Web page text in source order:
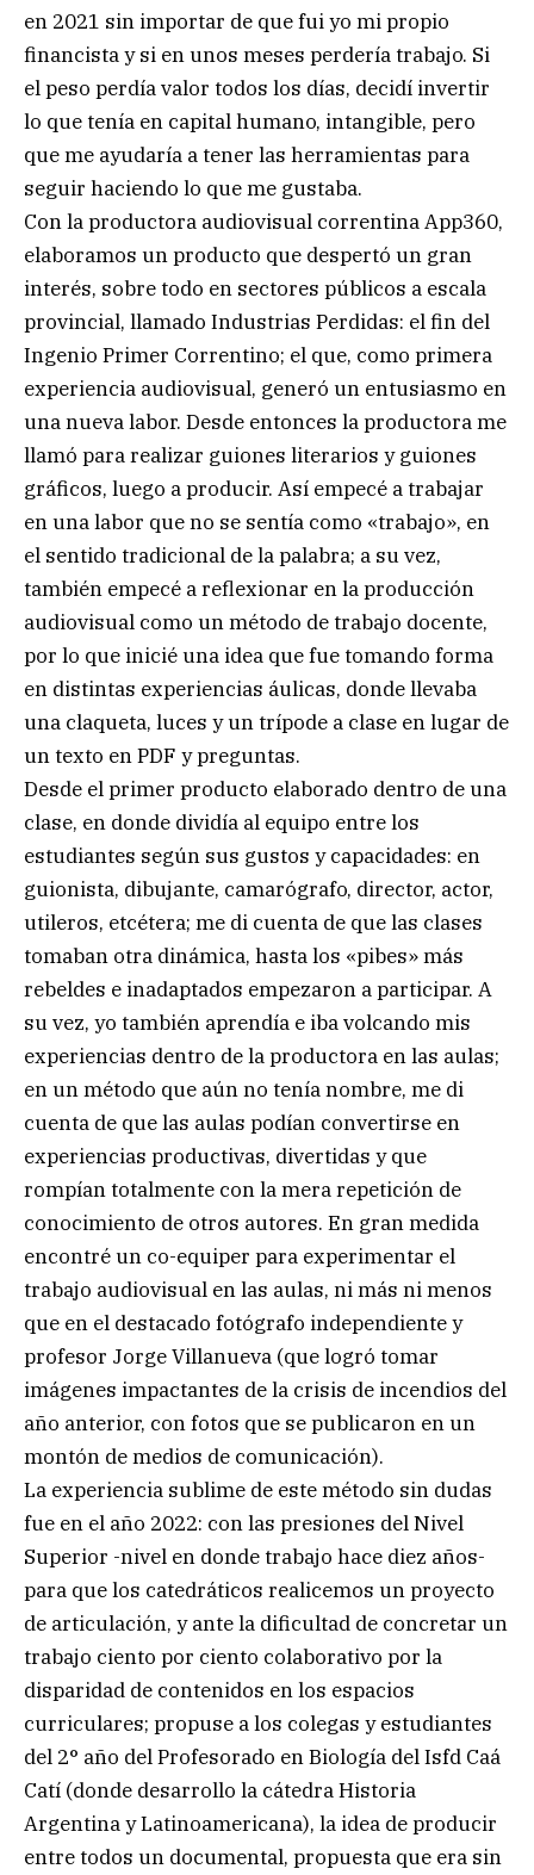
en 2021 sin importar de que fui yo mi propio
financista y si en unos meses perdería trabajo. Si
el peso perdía valor todos los días, decidí invertir
lo que tenía en capital humano, intangible, pero
que me ayudaría a tener las herramientas para
seguir haciendo lo que me gustaba.
Con la productora audiovisual correntina App360,
elaboramos un producto que despertó un gran
interés, sobre todo en sectores públicos a escala
provincial, llamado Industrias Perdidas: el fin del
Ingenio Primer Correntino; el que, como primera
experiencia audiovisual, generó un entusiasmo en
una nueva labor. Desde entonces la productora me
llamó para realizar guiones literarios y guiones
gráficos, luego a producir. Así empecé a trabajar
en una labor que no se sentía como «trabajo», en
el sentido tradicional de la palabra; a su vez,
también empecé a reflexionar en la producción
audiovisual como un método de trabajo docente,
por lo que inicié una idea que fue tomando forma
en distintas experiencias áulicas, donde llevaba
una claqueta, luces y un trípode a clase en lugar de
un texto en PDF y preguntas.
Desde el primer producto elaborado dentro de una
clase, en donde dividía al equipo entre los
estudiantes según sus gustos y capacidades: en
guionista, dibujante, camarógrafo, director, actor,
utileros, etcétera; me di cuenta de que las clases
tomaban otra dinámica, hasta los «pibes» más
rebeldes e inadaptados empezaron a participar. A
su vez, yo también aprendía e iba volcando mis
experiencias dentro de la productora en las aulas;
en un método que aún no tenía nombre, me di
cuenta de que las aulas podían convertirse en
experiencias productivas, divertidas y que
rompían totalmente con la mera repetición de
conocimiento de otros autores. En gran medida
encontré un co-equiper para experimentar el
trabajo audiovisual en las aulas, ni más ni menos
que en el destacado fotógrafo independiente y
profesor Jorge Villanueva (que logró tomar
imágenes impactantes de la crisis de incendios del
año anterior, con fotos que se publicaron en un
montón de medios de comunicación).
La experiencia sublime de este método sin dudas
fue en el año 2022: con las presiones del Nivel
Superior -nivel en donde trabajo hace diez años-
para que los catedráticos realicemos un proyecto
de articulación, y ante la dificultad de concretar un
trabajo ciento por ciento colaborativo por la
disparidad de contenidos en los espacios
curriculares; propuse a los colegas y estudiantes
del 2° año del Profesorado en Biología del Isfd Caá
Catí (donde desarrollo la cátedra Historia
Argentina y Latinoamericana), la idea de producir
entre todos un documental, propuesta que era sin